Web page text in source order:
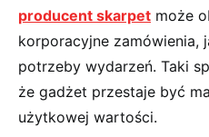
producent skarpet może
korporacyjne zamówienia,
potrzeby wydarzeń. Taki
że gadżet przestaje być
użytkowej wartości.